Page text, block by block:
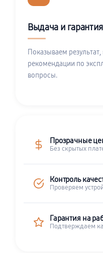
Выдача и гарантия
Показываем
рекомендации по
вопросы.
Прозрачные
Без скрытых
Контроль
Проверяем
Гарантия на
Подтверждаем